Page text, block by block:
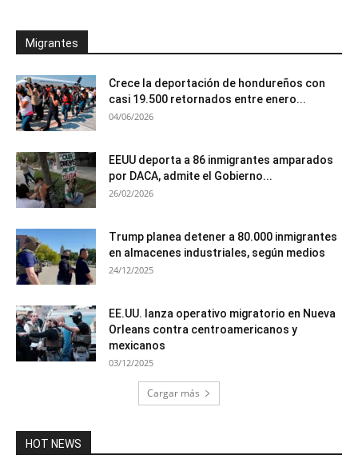
Migrantes
Crece la deportación de hondureños con
casi 19.500 retornados entre enero...
04/06/2026
EEUU deporta a 86 inmigrantes amparados
por DACA, admite el Gobierno...
26/02/2026
Trump planea detener a 80.000 inmigrantes
en almacenes industriales, según medios
24/12/2025
EE.UU. lanza operativo migratorio en Nueva
Orleans contra centroamericanos y
mexicanos
03/12/2025
Cargar más
HOT NEWS